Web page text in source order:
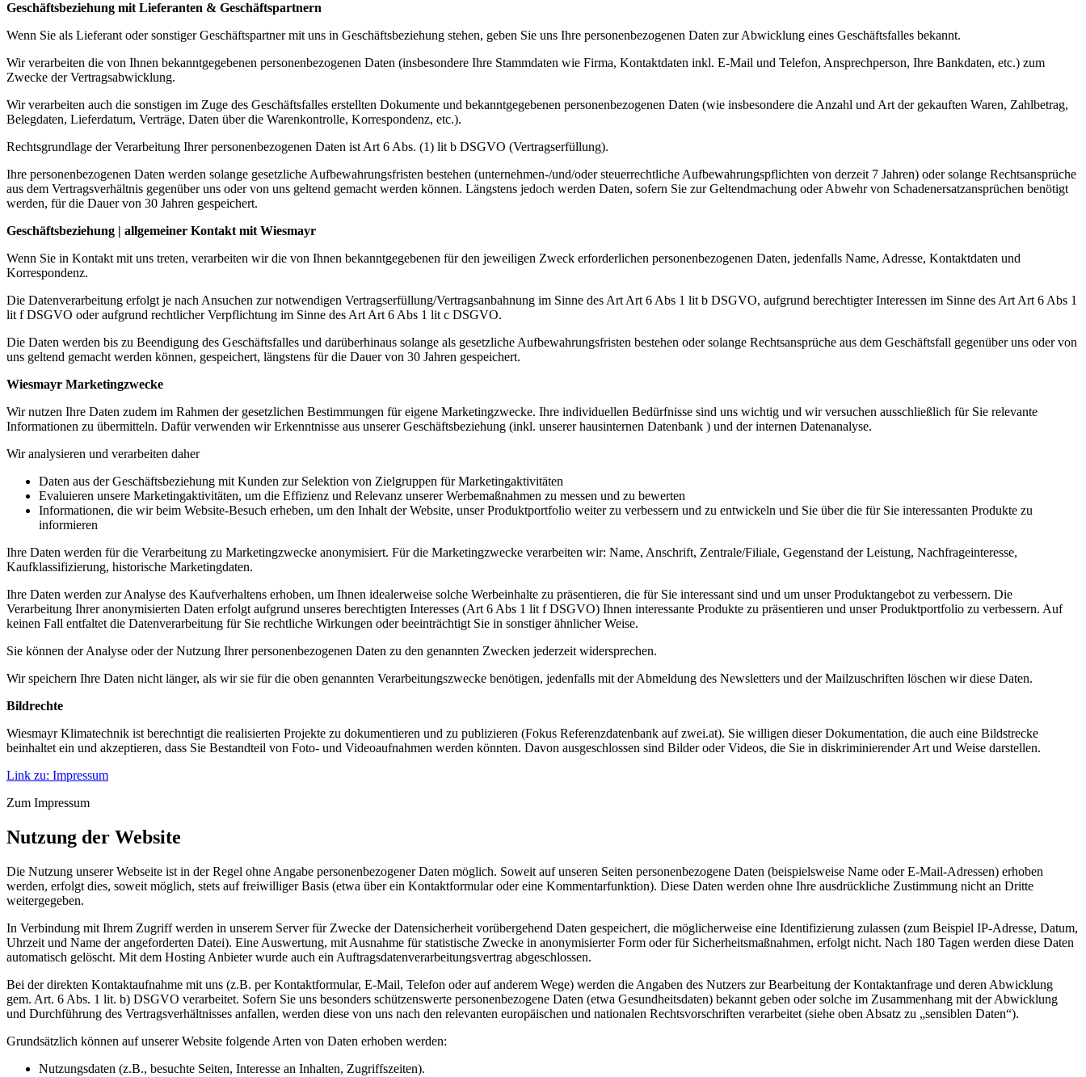
Geschäftsbeziehung mit Lieferanten & Geschäftspartnern
Wenn Sie als Lieferant oder sonstiger Geschäftspartner mit uns in Geschäftsbeziehung stehen, geben Sie uns Ihre personenbezogenen Daten zur Abwicklung eines Geschäftsfalles bekannt.
Wir verarbeiten die von Ihnen bekanntgegebenen personenbezogenen Daten (insbesondere Ihre Stammdaten wie Firma, Kontaktdaten inkl. E-Mail und Telefon, Ansprechperson, Ihre Bankdaten, etc.) zum
Zwecke der Vertragsabwicklung.
Wir verarbeiten auch die sonstigen im Zuge des Geschäftsfalles erstellten Dokumente und bekanntgegebenen personenbezogenen Daten (wie insbesondere die Anzahl und Art der gekauften Waren, Zahlbetrag,
Belegdaten, Lieferdatum, Verträge, Daten über die Warenkontrolle, Korrespondenz, etc.).
Rechtsgrundlage der Verarbeitung Ihrer personenbezogenen Daten ist Art 6 Abs. (1) lit b DSGVO (Vertragserfüllung).
Ihre personenbezogenen Daten werden solange gesetzliche Aufbewahrungsfristen bestehen (unternehmen-/und/oder steuerrechtliche Aufbewahrungspflichten von derzeit 7 Jahren) oder solange Rechtsansprüche
aus dem Vertragsverhältnis gegenüber uns oder von uns geltend gemacht werden können. Längstens jedoch werden Daten, sofern Sie zur Geltendmachung oder Abwehr von Schadenersatzansprüchen benötigt
werden, für die Dauer von 30 Jahren gespeichert.
Geschäftsbeziehung | allgemeiner Kontakt mit Wiesmayr
Wenn Sie in Kontakt mit uns treten, verarbeiten wir die von Ihnen bekanntgegebenen für den jeweiligen Zweck erforderlichen personenbezogenen Daten, jedenfalls Name, Adresse, Kontaktdaten und
Korrespondenz.
Die Datenverarbeitung erfolgt je nach Ansuchen zur notwendigen Vertragserfüllung/Vertragsanbahnung im Sinne des Art Art 6 Abs 1 lit b DSGVO, aufgrund berechtigter Interessen im Sinne des Art Art 6 Abs 1
lit f DSGVO oder aufgrund rechtlicher Verpflichtung im Sinne des Art Art 6 Abs 1 lit c DSGVO.
Die Daten werden bis zu Beendigung des Geschäftsfalles und darüberhinaus solange als gesetzliche Aufbewahrungsfristen bestehen oder solange Rechtsansprüche aus dem Geschäftsfall gegenüber uns oder von
uns geltend gemacht werden können, gespeichert, längstens für die Dauer von 30 Jahren gespeichert.
Wiesmayr Marketingzwecke
Wir nutzen Ihre Daten zudem im Rahmen der gesetzlichen Bestimmungen für eigene Marketingzwecke. Ihre individuellen Bedürfnisse sind uns wichtig und wir versuchen ausschließlich für Sie relevante
Informationen zu übermitteln. Dafür verwenden wir Erkenntnisse aus unserer Geschäftsbeziehung (inkl. unserer hausinternen Datenbank ) und der internen Datenanalyse.
Wir analysieren und verarbeiten daher
Daten aus der Geschäftsbeziehung mit Kunden zur Selektion von Zielgruppen für Marketingaktivitäten
Evaluieren unsere Marketingaktivitäten, um die Effizienz und Relevanz unserer Werbemaßnahmen zu messen und zu bewerten
Informationen, die wir beim Website-Besuch erheben, um den Inhalt der Website, unser Produktportfolio weiter zu verbessern und zu entwickeln und Sie über die für Sie interessanten Produkte zu
informieren
Ihre Daten werden für die Verarbeitung zu Marketingzwecke anonymisiert. Für die Marketingzwecke verarbeiten wir: Name, Anschrift, Zentrale/Filiale, Gegenstand der Leistung, Nachfrageinteresse,
Kaufklassifizierung, historische Marketingdaten.
Ihre Daten werden zur Analyse des Kaufverhaltens erhoben, um Ihnen idealerweise solche Werbeinhalte zu präsentieren, die für Sie interessant sind und um unser Produktangebot zu verbessern. Die
Verarbeitung Ihrer anonymisierten Daten erfolgt aufgrund unseres berechtigten Interesses (Art 6 Abs 1 lit f DSGVO) Ihnen interessante Produkte zu präsentieren und unser Produktportfolio zu verbessern. Auf
keinen Fall entfaltet die Datenverarbeitung für Sie rechtliche Wirkungen oder beeinträchtigt Sie in sonstiger ähnlicher Weise.
Sie können der Analyse oder der Nutzung Ihrer personenbezogenen Daten zu den genannten Zwecken jederzeit widersprechen.
Wir speichern Ihre Daten nicht länger, als wir sie für die oben genannten Verarbeitungszwecke benötigen, jedenfalls mit der Abmeldung des Newsletters und der Mailzuschriften löschen wir diese Daten.
Bildrechte
Wiesmayr Klimatechnik ist berechntigt die realisierten Projekte zu dokumentieren und zu publizieren (Fokus Referenzdatenbank auf zwei.at). Sie willigen dieser Dokumentation, die auch eine Bildstrecke
beinhaltet ein und akzeptieren, dass Sie Bestandteil von Foto- und Videoaufnahmen werden könnten. Davon ausgeschlossen sind Bilder oder Videos, die Sie in diskriminierender Art und Weise darstellen.
Link zu: Impressum
Zum Impressum
Nutzung der Website
Die Nutzung unserer Webseite ist in der Regel ohne Angabe personenbezogener Daten möglich. Soweit auf unseren Seiten personenbezogene Daten (beispielsweise Name oder E-Mail-Adressen) erhoben
werden, erfolgt dies, soweit möglich, stets auf freiwilliger Basis (etwa über ein Kontaktformular oder eine Kommentarfunktion). Diese Daten werden ohne Ihre ausdrückliche Zustimmung nicht an Dritte
weitergegeben.
In Verbindung mit Ihrem Zugriff werden in unserem Server für Zwecke der Datensicherheit vorübergehend Daten gespeichert, die möglicherweise eine Identifizierung zulassen (zum Beispiel IP-Adresse, Datum,
Uhrzeit und Name der angeforderten Datei). Eine Auswertung, mit Ausnahme für statistische Zwecke in anonymisierter Form oder für Sicherheitsmaßnahmen, erfolgt nicht. Nach 180 Tagen werden diese Daten
automatisch gelöscht. Mit dem Hosting Anbieter wurde auch ein Auftragsdatenverarbeitungsvertrag abgeschlossen.
Bei der direkten Kontaktaufnahme mit uns (z.B. per Kontaktformular, E-Mail, Telefon oder auf anderem Wege) werden die Angaben des Nutzers zur Bearbeitung der Kontaktanfrage und deren Abwicklung
gem. Art. 6 Abs. 1 lit. b) DSGVO verarbeitet. Sofern Sie uns besonders schützenswerte personenbezogene Daten (etwa Gesundheitsdaten) bekannt geben oder solche im Zusammenhang mit der Abwicklung
und Durchführung des Vertragsverhältnisses anfallen, werden diese von uns nach den relevanten europäischen und nationalen Rechtsvorschriften verarbeitet (siehe oben Absatz zu „sensiblen Daten“).
Grundsätzlich können auf unserer Website folgende Arten von Daten erhoben werden:
Nutzungsdaten (z.B., besuchte Seiten, Interesse an Inhalten, Zugriffszeiten).